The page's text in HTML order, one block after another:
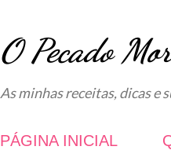
O Pecado
As minhas receitas, dicas e
PÁGINA INICIAL